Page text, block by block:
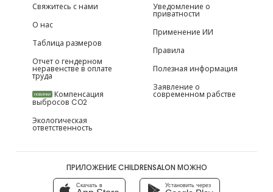
Свяжитесь с нами
О нас
Таблица размеров
Отчет о гендерном
неравенстве в оплате
труда
НОВИНКИ Компенсация
выбросов CO2
Экологическая
ответственность
Уведомление о
приватности
Применение ИИ
Правила
Полезная информация
Заявление о
современном рабстве
ПРИЛОЖЕНИЕ CHILDRENSALON МОЖНО
Скачать в Установить через